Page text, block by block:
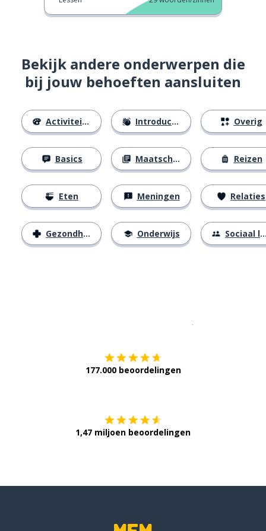
Bekijk andere onderwerpen die
bij jouw behoeften aansluiten
Activiteiten
Basics
Eten
Gezondheid
Introducties
Maatschappij
Meningen
Onderwijs
Overig
Reizen
Relaties
Sociaal leven
177.000 beoordelingen
1,47 miljoen beoordelingen